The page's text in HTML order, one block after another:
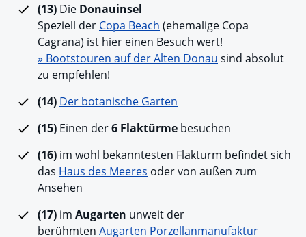
(13) Die Donauinsel
Speziell der Copa Beach (ehemalige Copa
Cagrana) ist hier einen Besuch wert!
» Bootstouren auf der Alten Donau sind absolut
zu empfehlen!
(14) Der botanische Garten
(15) Einen der6 Flaktürme besuchen
(16) im wohl bekanntesten Flakturm befindet sich
das Haus des Meeres oder von außen zum
Ansehen
(17) im Augarten unweit der
berühmten Augarten Porzellanmanufaktur